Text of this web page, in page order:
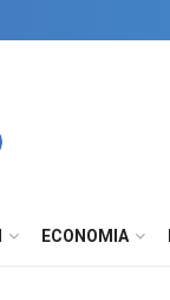
ECONOMIA